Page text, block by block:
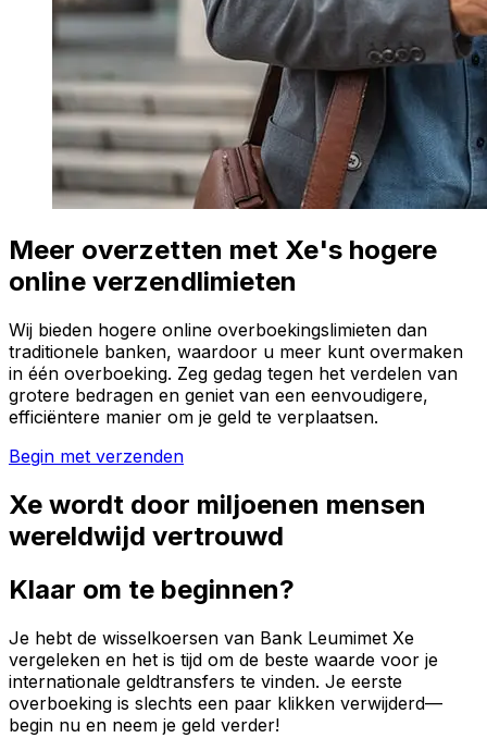
Meer overzetten met Xe's hogere
online verzendlimieten
Wij bieden hogere online overboekingslimieten dan
traditionele banken, waardoor u meer kunt overmaken
in één overboeking. Zeg gedag tegen het verdelen van
grotere bedragen en geniet van een eenvoudigere,
efficiëntere manier om je geld te verplaatsen.
Begin met verzenden
Xe wordt door miljoenen mensen
wereldwijd vertrouwd
Klaar om te beginnen?
Je hebt de wisselkoersen van Bank Leumimet Xe
vergeleken en het is tijd om de beste waarde voor je
internationale geldtransfers te vinden. Je eerste
overboeking is slechts een paar klikken verwijderd—
begin nu en neem je geld verder!